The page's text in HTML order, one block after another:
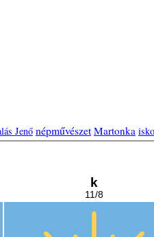
Jenő népművészet Martonka